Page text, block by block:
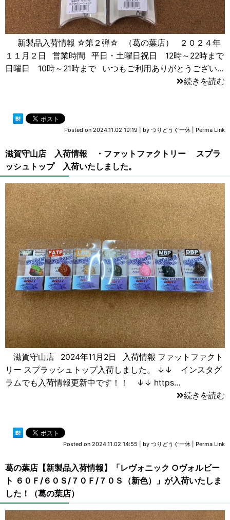
新製品入荷情報 ☆第２弾☆ （葛の葉店） ２０２４年
１１月２日 営業時間 平日・土曜日祝日 12時～22時まで
日曜日 10時～21時まで いつもご利用ありがとうござい…
続きを読む
Posted on 2024.11.02 19:19 by つりどうぐ一休 Perma Link
滋賀守山店 入荷情報 ・ファットファクトリー スプラ
ッシュトップ 入荷いたしました。
滋賀守山店 2024年11月2日 入荷情報 ファットファクト
リー スプラッシュトップ入荷しました。 ↓↓ インスタグ
ラムでも入荷情報更新中です！！ ↓↓ https…
続きを読む
Posted on 2024.11.02 14:55 by つりどうぐ一休 Perma Link
葛の葉店【新製品入荷情報】「レヴォニック ○ヴォルビー
ト ６０Ｆ/６０Ｓ/７０Ｆ/７０Ｓ（新色）」が入荷いたしま
した！（葛の葉店）